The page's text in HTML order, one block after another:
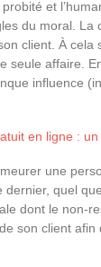
et
du moral. La
client. À cela
affaire.
influence
en ligne :
une
quel
dont le non-
son client